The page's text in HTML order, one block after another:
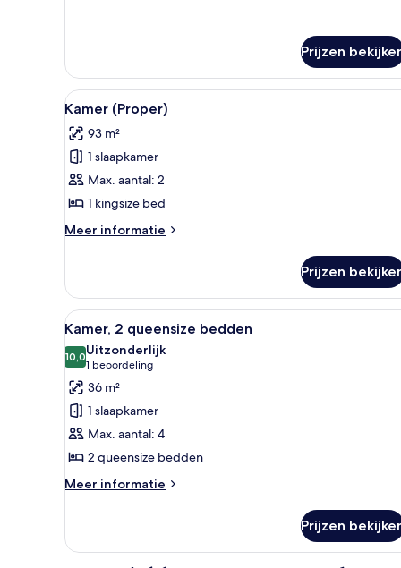
kingsize
bed,
balkon
Prijzen
Alle
foto's
voor
Kamer
(Proper)
laden
Een kamer met een groot
17
Kamer (Proper)
93 m²
1 slaapkamer
Max. aantal: 2
1 kingsize bed
Meer informatie
Meer
(Proper)
Prijzen
Alle
foto's
voor
Kamer,
2
queensize
bedden
laden
Luxe beddengoed, pillowtop-
8
Kamer, 2 queensize bedden
10,010,0 van 10
Uitzonderlijk
1 beoordeling
(1
beoordeling)
36 m²
1 slaapkamer
Max. aantal: 4
2 queensize bedden
Meer informatie
Meer
2
Prijzen